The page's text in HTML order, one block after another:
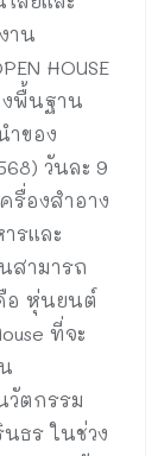
าน
HOUSE
งพื้นฐาน
ำของ
วันละ 9
รื่องสำอาง
รและ
สามารถ
อ หุ่นยนต์
ที่จะ
วัตกรรม
ธร ในช่วง